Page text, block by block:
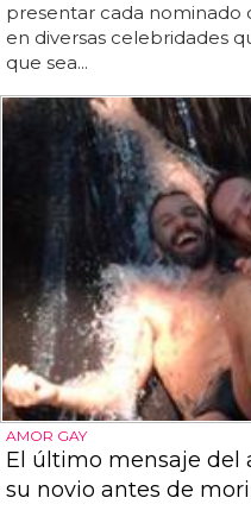
presentar cada nominado
en diversas celebridades
que sea...
AMOR GAY
El último mensaje del
su novio antes de